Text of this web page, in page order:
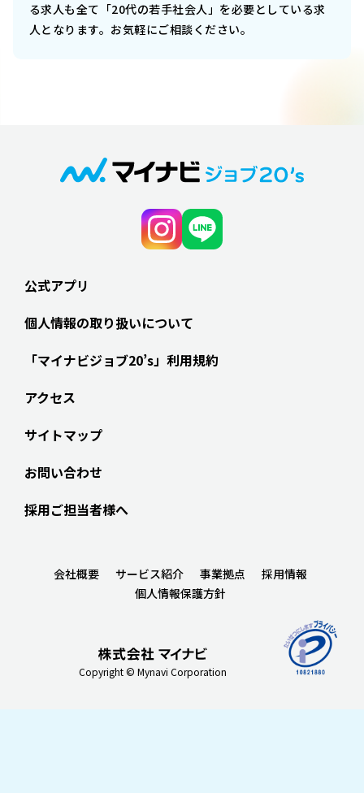
る求人も全て「20代の若手社会人」を必要としている求
人となります。お気軽にご相談ください。
公式アプリ
個人情報の取り扱いについて
「マイナビジョブ20’s」利用規約
アクセス
サイトマップ
お問い合わせ
採用ご担当者様へ
Copyright © Mynavi Corporation
会社概要 サービス紹介 事業拠点
採用情報
個人情報保護方針